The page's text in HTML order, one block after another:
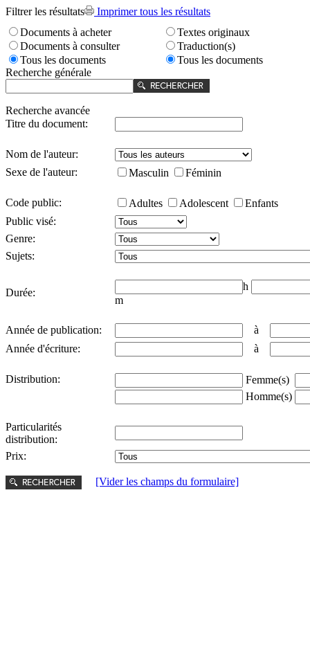
Filtrer les résultats
Imprimer tous les résultats
Documents à acheter
Documents à consulter
Tous les documents
Textes originaux
Traduction(s)
Tous les documents
Recherche générale
Recherche avancée
Titre du document:
Nom de l'auteur:
Sexe de l'auteur:
Masculin Féminin
Code public: Adultes Adolescent
Enfants
Public visé:
Genre:
Sujets:
Durée:
h
m
Année de publication:
à
Année d'écriture:
à
Distribution:
Femme(s)
Homme(s)
Particularités
distribution:
Prix:
[Vider les champs du formulaire]